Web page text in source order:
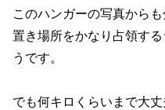
このハンガーの写真からも
置き場所をかなり占領す
うです。
でも何キロくらいまで大丈